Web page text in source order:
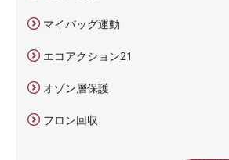
マイバッグ運動
エコアクション21
オゾン層保護
フロン回収